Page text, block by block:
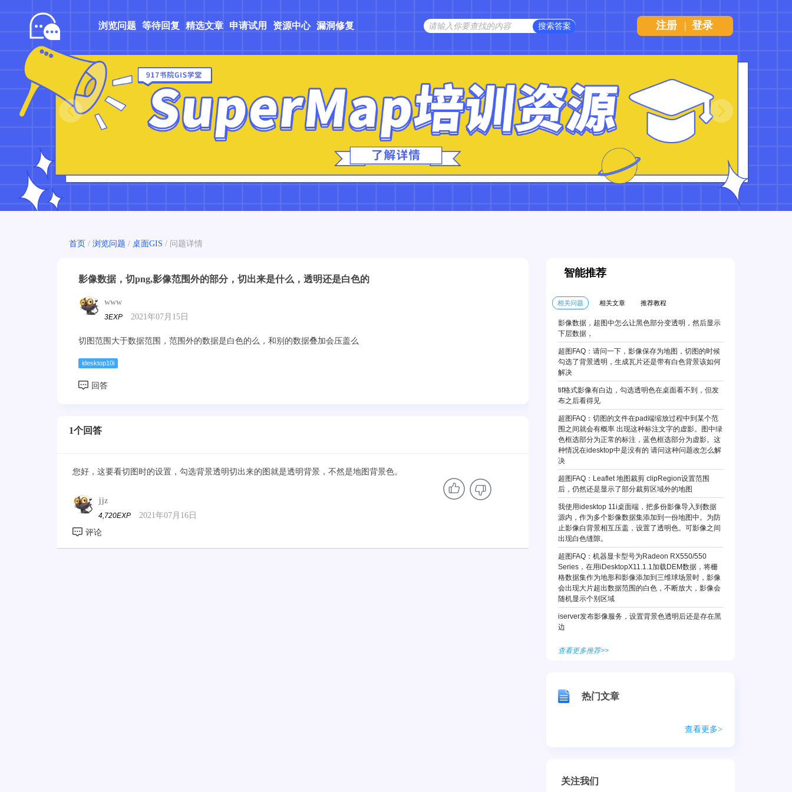
Next
Prev
浏览问题 等待回复 精选文章 申请试用 资源中心 漏洞修复 注册 | 登录
首页 / 浏览问题 / 桌面GIS / 问题详情
影像数据，切png,影像范围外的部分，切出来是什么，透明还是白色的
www
3EXP 2021年07月15日
切图范围大于数据范围，范围外的数据是白色的么，和别的数据叠加会压盖么
idesktop10i
1个回答
您好，这要看切图时的设置，勾选背景透明切出来的图就是透明背景，不然是地图背景色。
jjz
4,720EXP 2021年07月16日
智能推荐
相关问题 相关文章 推荐教程
影像数据，超图中怎么让黑色部分变透明，然后显示
下层数据，
超图FAQ：请问一下，影像保存为地图，切图的时候
勾选了背景透明，生成瓦片还是带有白色背景该如何
解决
tif格式影像有白边，勾选透明色在桌面看不到，但发
布之后看得见
超图FAQ：切图的文件在pad端缩放过程中到某个范
围之间就会有概率 出现这种标注文字的虚影。图中绿
色框选部分为正常的标注，蓝色框选部分为虚影。这
种情况在idesktop中是没有的 请问这种问题改怎么解
决
超图FAQ：Leaflet 地图裁剪 clipRegion设置范围
后，仍然还是显示了部分裁剪区域外的地图
我使用idesktop 11i桌面端，把多份影像导入到数据
源内，作为多个影像数据集添加到一份地图中。为防
止影像白背景相互压盖，设置了透明色。可影像之间
出现白色缝隙。
超图FAQ：机器显卡型号为Radeon RX550/550
Series，在用iDesktopX11.1.1加载DEM数据，将栅
格数据集作为地形和影像添加到三维球场景时，影像
会出现大片超出数据范围的白色，不断放大，影像会
随机显示个别区域
iserver发布影像服务，设置背景色透明后还是存在黑
边
查看更多推荐>>
热门文章
查看更多>
关注我们